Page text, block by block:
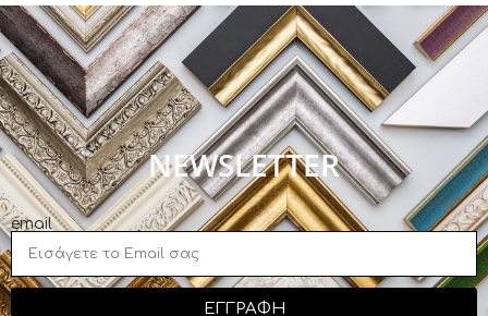
NEWSLETTER
email
ΕΓΓΡΑΦΗ